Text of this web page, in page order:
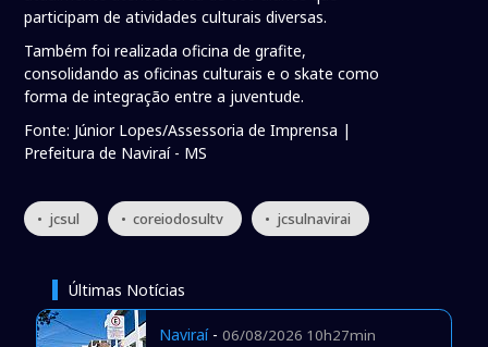
participam de atividades culturais diversas.
Também foi realizada oficina de grafite,
consolidando as oficinas culturais e o skate como
forma de integração entre a juventude.
Fonte: Júnior Lopes/Assessoria de Imprensa |
Prefeitura de Naviraí - MS
• jcsul • coreiodosultv • jcsulnavirai
Últimas Notícias
Naviraí- 06/08/2026 10h27min